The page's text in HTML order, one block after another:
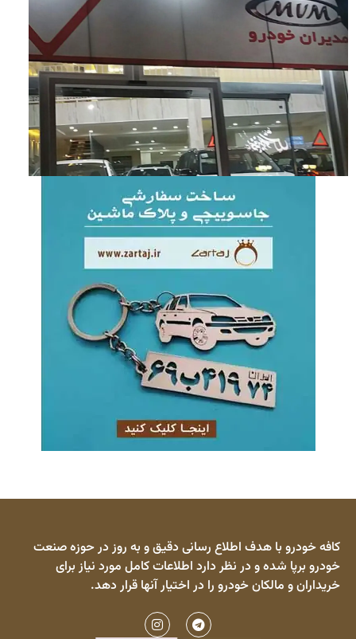
کافه خودرو با هدف اطلاع رسانی دقیق و به روز در حوزه صنعت
خودرو برپا شده و در نظر دارد اطلاعات کامل مورد نیاز برای
خریداران و مالکان خودرو را در اختیار آنها قرار دهد.